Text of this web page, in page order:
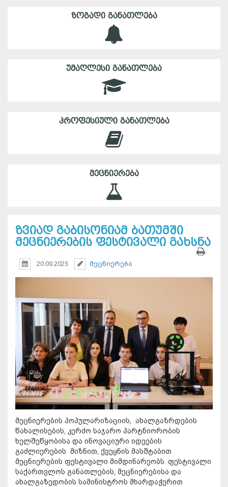
ᲖᲝᲒᲐᲓᲘ ᲒᲐᲜᲐᲗᲚᲔᲑᲐ
ᲣᲛᲐᲦᲚᲔᲡᲘ ᲒᲐᲜᲐᲗᲚᲔᲑᲐ
ᲞᲠᲝᲤᲔᲡᲘᲣᲚᲘ ᲒᲐᲜᲐᲗᲚᲔᲑᲐ
ᲛᲔᲪᲜᲘᲔᲠᲔᲑᲐ
ზვიად გაბისონიამ ბათუმში
მეცნიერების ფესტივალი გახსნა
20.09.2025 მეცნიერება
მეცნიერების პოპულარიზაციის, ახალგაზრდების
წახალისების, კერძო საჯარო პარტნიორობის
ხელშეწყობისა და ინოვაციური იდეების
გაძლიერების მიზნით, ქვეყნის მასშტაბით
მეცნიერების ფესტივალი მიმდინარეობს. ფესტივალი
საქართვლოს განათლების, მეცნიერებისა და
ახალგაზედობის სამინისტროს მხარდაჭერით